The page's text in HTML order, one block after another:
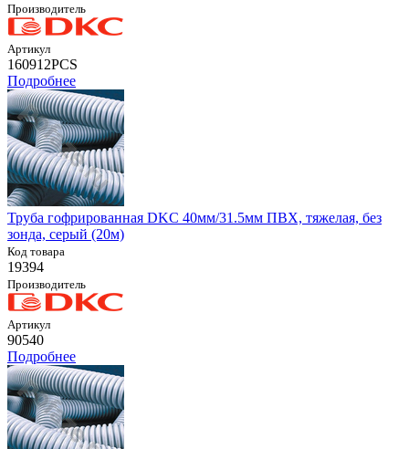
Производитель
Артикул
160912PCS
Подробнее
Труба гофрированная DKC 40мм/31.5мм ПВХ, тяжелая, без
зонда, серый (20м)
Код товара
19394
Производитель
Артикул
90540
Подробнее